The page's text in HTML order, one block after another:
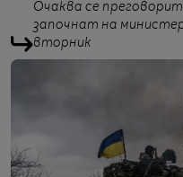
Очаква се
започнат на
вторник